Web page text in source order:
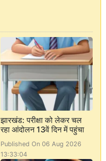
झारखंड: परीक्षा को लेकर चल
रहा आंदोलन 13वें दिन में पहुंचा
Published On 06 Aug 2026
13:33:04